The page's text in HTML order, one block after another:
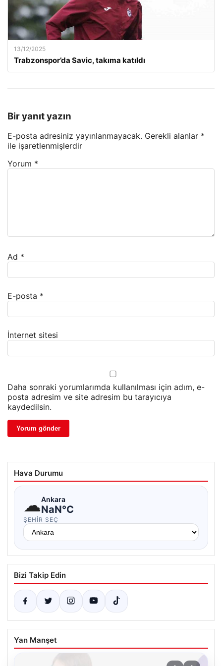
13/12/2025
Trabzonspor’da Savic, takıma katıldı
Bir yanıt yazın
E-posta adresiniz yayınlanmayacak. Gerekli alanlar *
ile işaretlenmişlerdir
Yorum *
Ad *
E-posta *
İnternet sitesi
Daha sonraki yorumlarımda kullanılması için adım, e-
posta adresim ve site adresim bu tarayıcıya
kaydedilsin.
Hava Durumu
☁Ankara
NaN°C
ŞEHIR SEÇ
Bizi Takip Edin
Yan Manşet